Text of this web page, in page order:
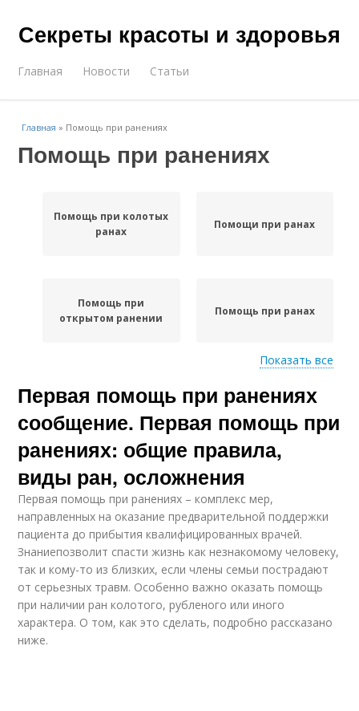
Секреты красоты и здоровья
Главная Новости Статьи
Главная » Помощь при ранениях
Помощь при ранениях
Помощь при колотых
ранах
Помощи при ранах
Помощь при
открытом ранении
Помощь при ранах
Медицинская помощь Помощи при ранениях
Показать все
Первая помощь при ранениях
сообщение. Первая помощь при
ранениях: общие правила,
виды ран, осложнения
Первая помощь при ранениях – комплекс мер,
направленных на оказание предварительной поддержки
пациента до прибытия квалифицированных врачей.
Знаниепозволит спасти жизнь как незнакомому человеку,
так и кому-то из близких, если члены семьи пострадают
от серьезных травм. Особенно важно оказать помощь
при наличии ран колотого, рубленого или иного
характера. О том, как это сделать, подробно рассказано
ниже.